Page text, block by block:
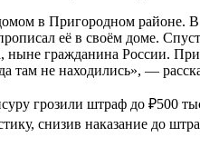
в Пригородном районе.
её в своём доме.
ныне гражданина России.
там не находились», —
грозили штраф до ₽500
снизив наказание до